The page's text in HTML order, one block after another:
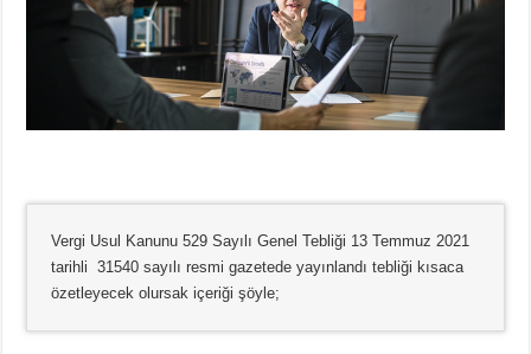
Vergi Usul Kanunu 529 Sayılı Genel Tebliği 13 Temmuz 2021
tarihli 31540 sayılı resmi gazetede yayınlandı tebliği kısaca
özetleyecek olursak içeriği şöyle;